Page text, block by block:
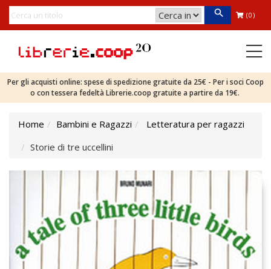
(0)
Per gli acquisti online: spese di spedizione gratuite da 25€ - Per i soci Coop
o con tessera fedeltà Librerie.coop gratuite a partire da 19€.
Home Bambini e Ragazzi
Letteratura per ragazzi
Storie di tre uccellini